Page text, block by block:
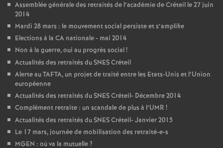
Assemblée générale des retraités de l’académie de Créteil le 27 juin
2014
Mardi 28 mars : le mouvement social persiste et s’amplifie
Elections à la CA nationale - mai 2014
Non à la guerre, oui au progrès social!
Actualités des retraités duSNESCréteil
Alerte auTAFTA, un projet de traité entre les Etats-Unis et l’Union
européenne
Actualités des retraités duSNESCréteil- Décembre 2014
Complément retraite : un scandale de plus à l’UMR !
Actualités des retraités duSNESCréteil- Janvier 2015
Le 17 mars, journée de mobilisation des retraité-e-s
MGEN : où va la mutuelle?